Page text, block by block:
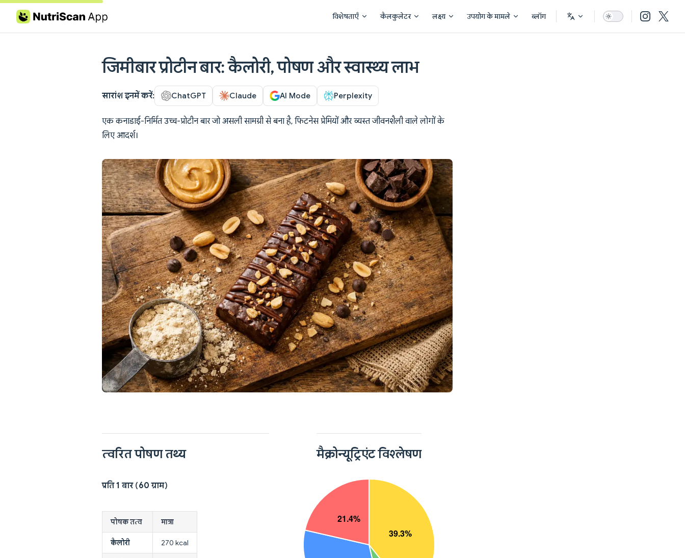
Skip to content विशेषताएँ कैलकुलेटर लक्ष्य उपयोग के मामले ब्लॉग
जिमीबार प्रोटीन बार: कैलोरी, पोषण और स्वास्थ्य लाभ
सारांश इनमें करें: ChatGPT Claude AI Mode Perplexity
एक कनाडाई-निर्मित उच्च-प्रोटीन बार जो असली सामग्री से बना है, फिटनेस प्रेमियों और व्यस्त जीवनशैली वाले लोगों के
लिए आदर्श।
त्वरित पोषण तथ्य
प्रति 1 बार (60 ग्राम)
पोषक तत्व मात्रा
कैलोरी 270 kcal
मैक्रोन्यूट्रिएंट विश्लेषण